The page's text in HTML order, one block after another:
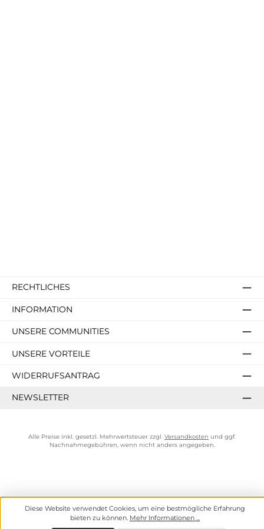
RECHTLICHES
INFORMATION
UNSERE COMMUNITIES
UNSERE VORTEILE
WIDERRUFSANTRAG
NEWSLETTER
Alle Preise inkl. gesetzl. Mehrwertsteuer zzgl. Versandkosten und ggf.
Nachnahmegebühren, wenn nicht anders angegeben.
Diese Website verwendet Cookies, um eine bestmögliche Erfahrung
bieten zu können. Mehr Informationen ...